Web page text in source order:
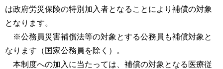
は政府労災保険の特別加入者となることにより補償の対象
となります。
※公務員災害補償法等の対象とする公務員も補償対象と
なります（国家公務員を除く）。
本制度への加入に当たっては、補償の対象となる医療従